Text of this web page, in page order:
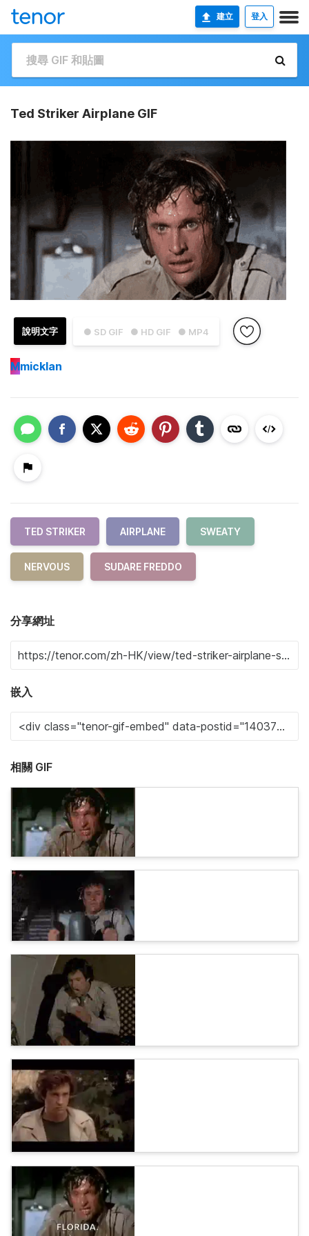
建立 登入
Ted Striker Airplane GIF
● SD GIF ● HD GIF ● MP4
說明文字
Mmicklan
TED STRIKER AIRPLANE SWEATY
NERVOUS SUDARE FREDDO
分享網址
嵌入
相關 GIF